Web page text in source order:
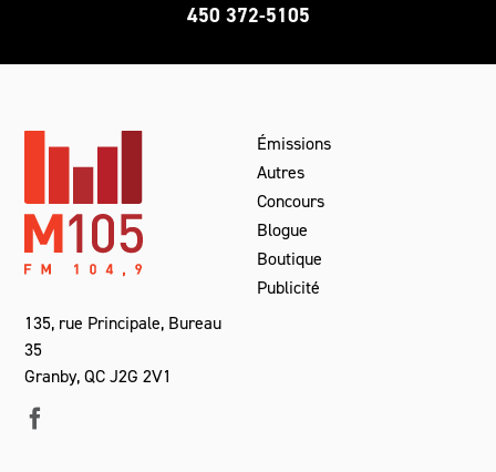
450 372-5105
135, rue Principale, Bureau
35
Granby, QC J2G 2V1
Émissions
Autres
Concours
Blogue
Boutique
Publicité